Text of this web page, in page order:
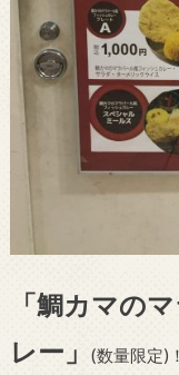
「鯛カマの
レー」
(数量限定)